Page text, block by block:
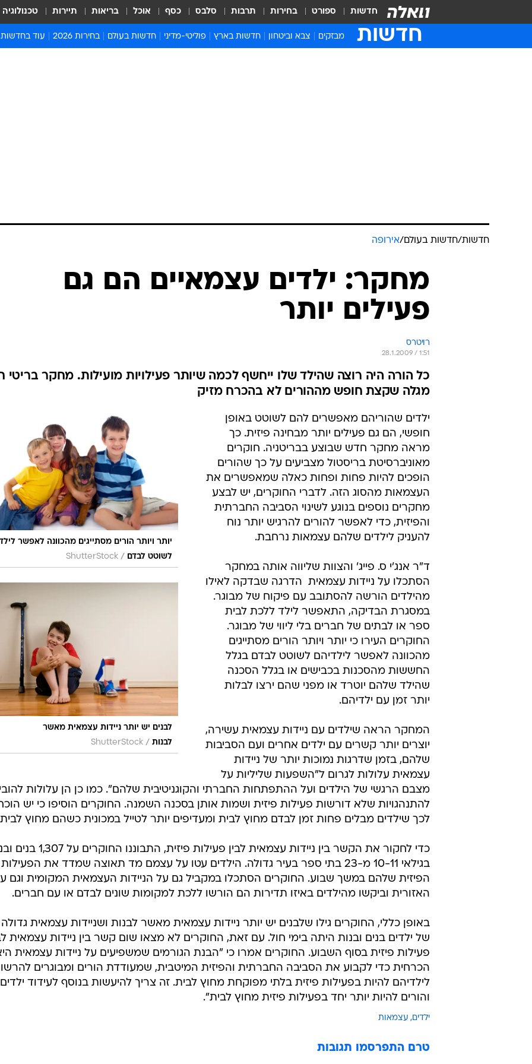
חדשות ספורט בחירות תרבות סלבס כסף אוכל בריאות תיירות טכנולוגיה
חדשות מבזקים צבא וביטחון חדשות בארץ פוליטי-מדיני חדשות בעולם בחירות 2026 עוד בחדשות
חדשות/חדשות בעולם/אירופה
מחקר: ילדים עצמאיים הם גם
פעילים יותר
רויטרס
28.1.2009 / 1:51
כל הורה היה רוצה שהילד שלו ייחשף לכמה שיותר פעילויות מועילות. מחקר בריטי
מגלה שקצת חופש מההורים לא בהכרח מזיק
יותר ויותר הורים מסתייגים מהכוונה לאפשר
לשוטט לבדם
/
ShutterStock
לבנים יש יותר ניידות עצמאית מאשר
לבנות /
ShutterStock
ילדים שהוריהם מאפשרים להם לשוטט באופן
חופשי, הם גם פעילים יותר מבחינה פיזית. כך
מראה מחקר חדש שבוצע בבריטניה. חוקרים
מאוניברסיטת בריסטול מצביעים על כך שהורים
הופכים להיות פחות ופחות כאלה שמאפשרים את
העצמאות מהסוג הזה. לדברי החוקרים, יש לבצע
מחקרים נוספים בנוגע לשינוי הסביבה החברתית
והפיזית, כדי לאפשר להורים להרגיש יותר נוח
להעניק לילדים שלהם עצמאות נרחבת.
ד"ר אנג'י ס. פייג' והצוות שליווה אותה במחקר
הסתכלו על ניידות עצמאית  הדרגה שבדקה לאילו
מהילדים הורשה להסתובב עם פיקוח של מבוגר.
במסגרת הבדיקה, התאפשר לילד ללכת לבית
ספר או לבתים של חברים בלי ליווי של מבוגר.
החוקרים העירו כי יותר ויותר הורים מסתייגים
מהכוונה לאפשר לילדיהם לשוטט לבדם בגלל
החששות מהסכנות בכבישים או בגלל הסכנה
שהילד שלהם יוטרד או מפני שהם ירצו לבלות
יותר זמן עם ילדיהם.
המחקר הראה שילדים עם ניידות עצמאית עשירה,
יוצרים יותר קשרים עם ילדים אחרים ועם הסביבות
שלהם, בזמן שדרגות נמוכות יותר של ניידות
עצמאית עלולות לגרום ל"השפעות שליליות על
מצבם הרגשי של הילדים ועל ההתפתחות החברתי והקוגניטיבית שלהם". כמו כן הן עלולות
להתנהגויות שלא דורשות פעילות פיזית ושמות אותן בסכנה השמנה. החוקרים הוסיפו כי יש
לכך שילדים מבלים פחות זמן לבדם מחוץ לבית ומעדיפים יותר לטייל במכונית כשהם מחוץ
כדי לחקור את הקשר בין ניידות עצמאית לבין פעילות פיזית, התבוננו
בגילאי 10-11 מ-23 בתי ספר בעיר גדולה. הילדים עטו על עצמם מד תאוצה שמדד את הפעילות
הפיזית שלהם במשך שבוע. החוקרים הסתכלו במקביל גם על הניידות העצמאית המקומית וגם
האזורית וביקשו מהילדים באיזו תדירות הם הורשו ללכת למקומות שונים לבדם או עם חברים.
באופן כללי, החוקרים גילו שלבנים יש יותר ניידות עצמאית מאשר לבנות ושניידות עצמאית גדולה
של ילדים בנים ובנות היתה בימי חול. עם זאת, החוקרים לא מצאו שום קשר בין ניידות עצמאית
פעילות פיזית בסוף השבוע. החוקרים אמרו כי "הבנת הגורמים שמשפיעים על ניידות עצמאית
הכרחית כדי לקבוע את הסביבה החברתית והפיזית המיטבית, שמעודדת הורים ומבוגרים
לילדיהם להיות בפעילות פיזית בלתי מפוקחת מחוץ לבית. זה צריך להיעשות בנוסף לעידוד ילדים
והורים להיות יותר יחד בפעילות פיזית מחוץ לבית".
ילדים עצמאות
טרם התפרסמו תגובות